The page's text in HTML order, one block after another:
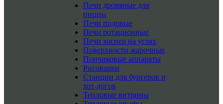
Печи дровяные для
пиццы
Печи подовые
Печи ротационные
Печи хоспер на углях
Поверхности жарочные
Пончиковые аппараты
Рисоварки
Станции для бургеров и
хот-догов
Тепловые витрины